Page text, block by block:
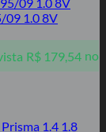
09 1.0 8V
R$179,54 no